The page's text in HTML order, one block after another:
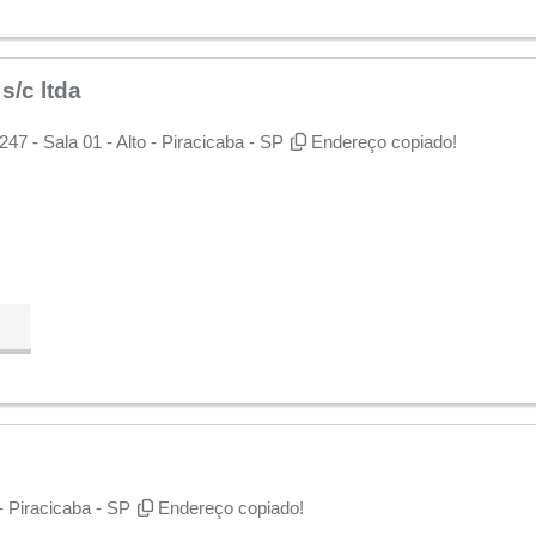
c ltda
- Sala 01 - Alto - Piracicaba - SP Endereço copiado!
Piracicaba - SP Endereço copiado!